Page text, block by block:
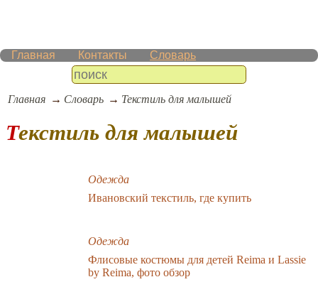
Главная Контакты Словарь
Главная Словарь Текстиль для малышей
Текстиль для малышей
Одежда
Ивановский текстиль, где купить
Одежда
Флисовые костюмы для детей Reima и Lassie
by Reima, фото обзор